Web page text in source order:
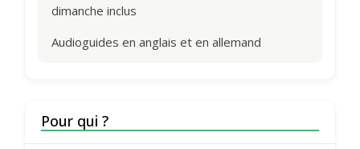
dimanche inclus
Audioguides en anglais et en allemand
Pour qui ?